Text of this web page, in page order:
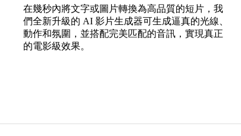
在幾秒內將文字或圖片轉換為高品質的短片，我
們全新升級的 AI 影片生成器可生成逼真的光線、
動作和氛圍，並搭配完美匹配的音訊，實現真正
的電影級效果。